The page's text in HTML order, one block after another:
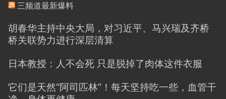
三频道最新爆料
胡春华主持中央大局，对习近平、马兴瑞及齐桥
桥关联势力进行深层清算
日本教授：人不会死 只是脱掉了肉体这件衣服
它们是天然“阿司匹林”！每天坚持吃一些，血管干